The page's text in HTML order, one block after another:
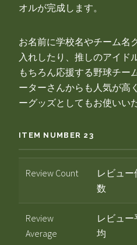
オルが完成します。
お名前に学校名やチーム名
入れしたり、推しのアイド
もちろん応援する野球チー
ーターさんからも人気が高
ーグッズとしてもお使いい
ITEM NUMBER 23
Review Count
レビュー
数
Review
Average
レビュー
均